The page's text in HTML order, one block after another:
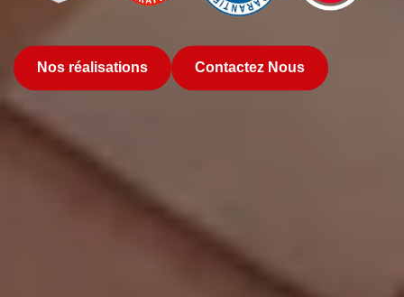
Nos réalisations Contactez Nous